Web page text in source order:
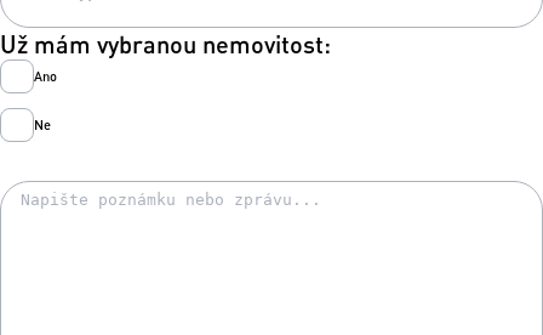
Už mám vybranou nemovitost:
Ano
Ne